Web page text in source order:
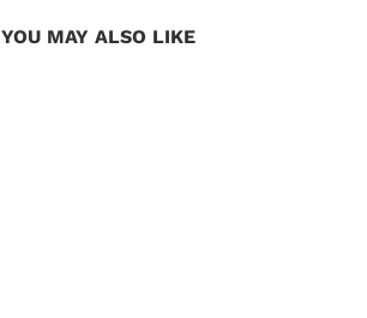
YOU MAY ALSO LIKE